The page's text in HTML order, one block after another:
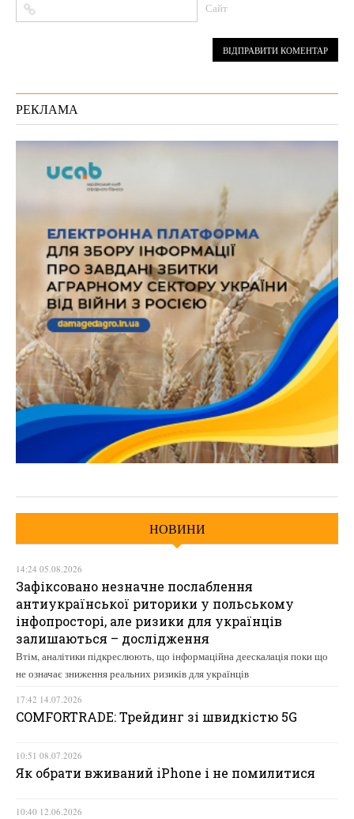
Сайт
РЕКЛАМА
НОВИНИ
14:24 05.08.2026
Зафіксовано незначне послаблення
антиукраїнської риторики у польському
інфопросторі, але ризики для українців
залишаються – дослідження
Втім, аналітики підкреслюють, що інформаційна деескалація поки що
не означає зниження реальних ризиків для українців
17:42 14.07.2026
COMFORTRADE: Трейдинг зі швидкістю 5G
10:51 08.07.2026
Як обрати вживаний iPhone і не помилитися
10:40 12.06.2026